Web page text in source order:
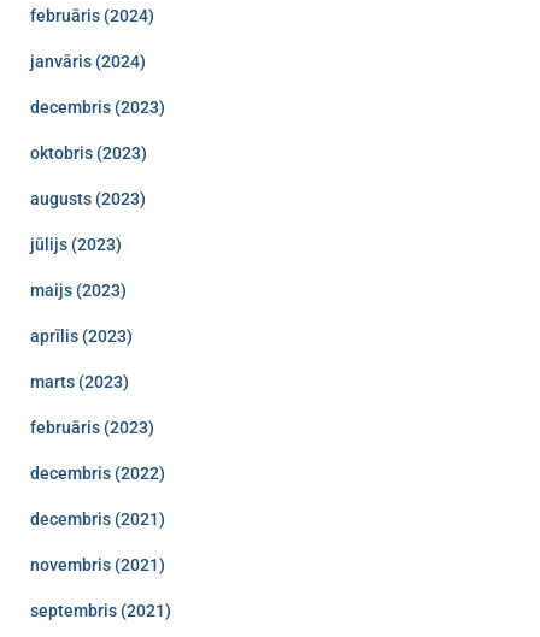
februāris (2024)
janvāris (2024)
decembris (2023)
oktobris (2023)
augusts (2023)
jūlijs (2023)
maijs (2023)
aprīlis (2023)
marts (2023)
februāris (2023)
decembris (2022)
decembris (2021)
novembris (2021)
septembris (2021)